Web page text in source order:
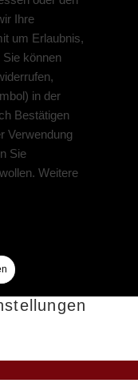
Ihre
um Erlaubnis,
Sie können
in der
Bestätigen
Verwendung
Sie
Weitere